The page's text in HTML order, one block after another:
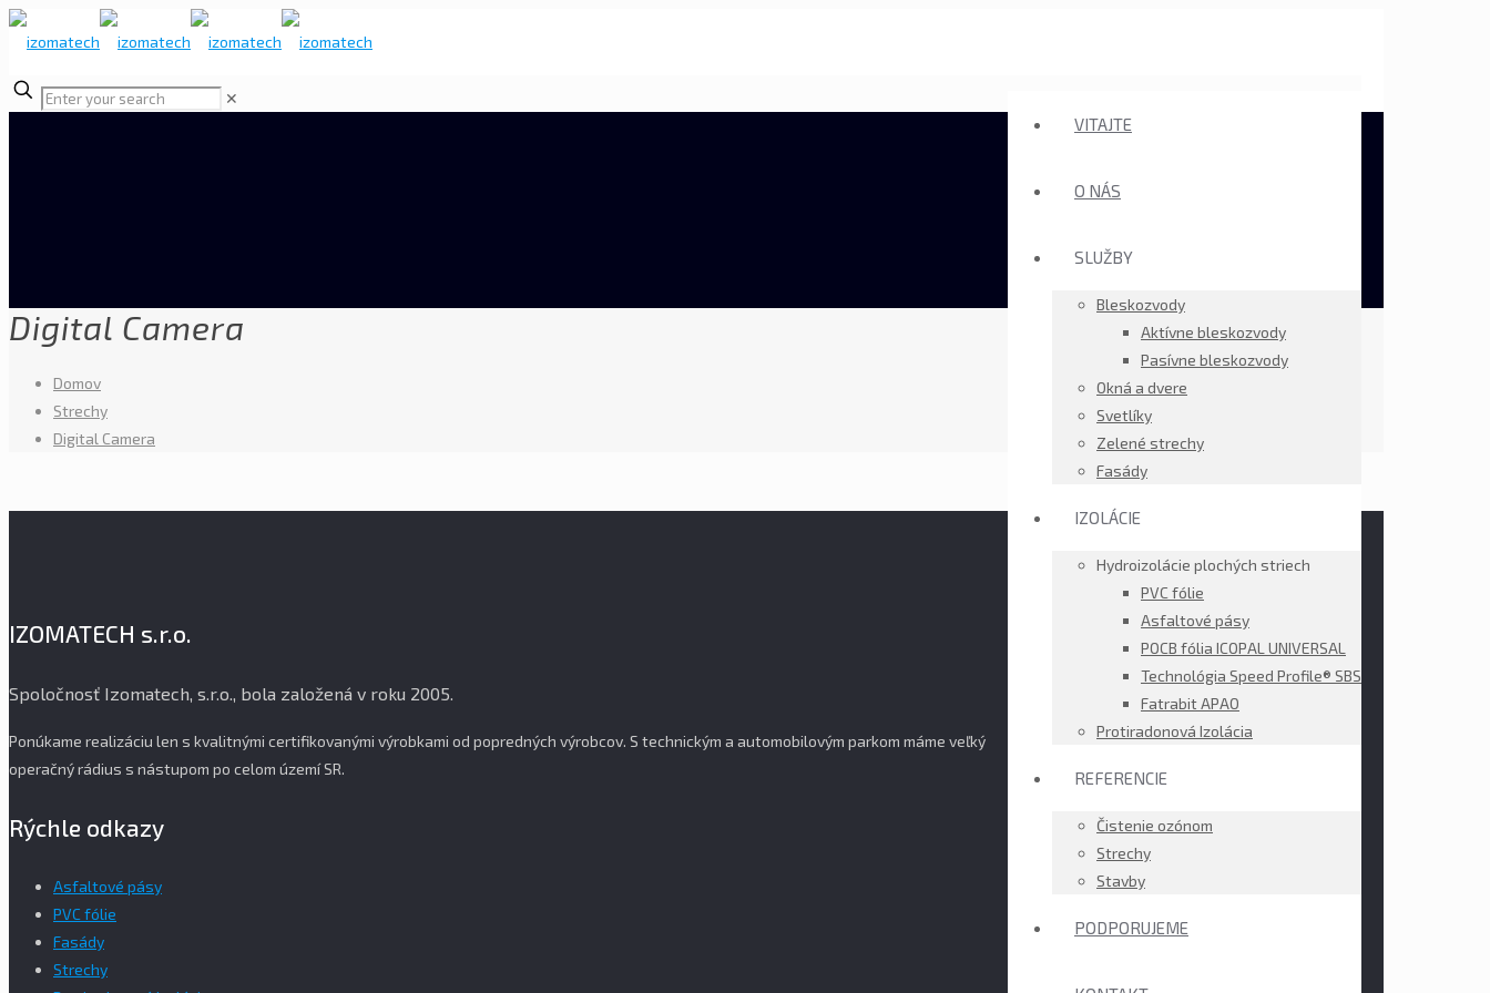
VITAJTE
O NÁS
SLUŽBY
Bleskozvody
Aktívne bleskozvody
Pasívne bleskozvody
Okná a dvere
Svetlíky
Zelené strechy
Fasády
IZOLÁCIE
Hydroizolácie plochých striech
PVC fólie
Asfaltové pásy
POCB fólia ICOPAL UNIVERSAL
Technológia Speed Profile® SBS
Fatrabit APAO
Protiradonová Izolácia
REFERENCIE
Čistenie ozónom
Strechy
Stavby
PODPORUJEME
✕
Digital Camera
Domov
Strechy
Digital Camera
IZOMATECH s.r.o.
Spoločnosť Izomatech, s.r.o., bola založená v roku 2005.
Ponúkame realizáciu len s kvalitnými certifikovanými výrobkami od popredných výrobcov. S technickým a automobilovým parkom máme veľký
operačný rádius s nástupom po celom území SR.
Rýchle odkazy
Asfaltové pásy
PVC fólie
Fasády
Strechy